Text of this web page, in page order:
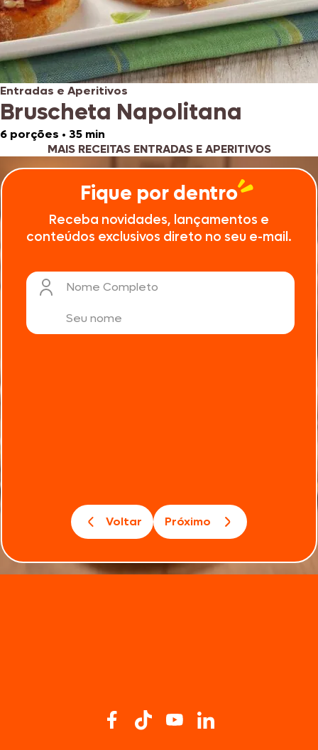
Entradas e Aperitivos
Bruscheta Napolitana
6 porções • 35 min
MAIS RECEITAS ENTRADAS E APERITIVOS
Fique por dentro
Receba novidades, lançamentos e
conteúdos exclusivos direto no seu e-mail.
Nome Completo
Voltar Próximo